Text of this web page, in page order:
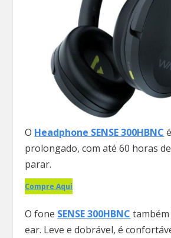
O Headphone SENSE 300HBNC
prolongado, com até 60 horas
parar.
Compre Aqui
O fone SENSE 300HBNC
ear. Leve e dobrável, é